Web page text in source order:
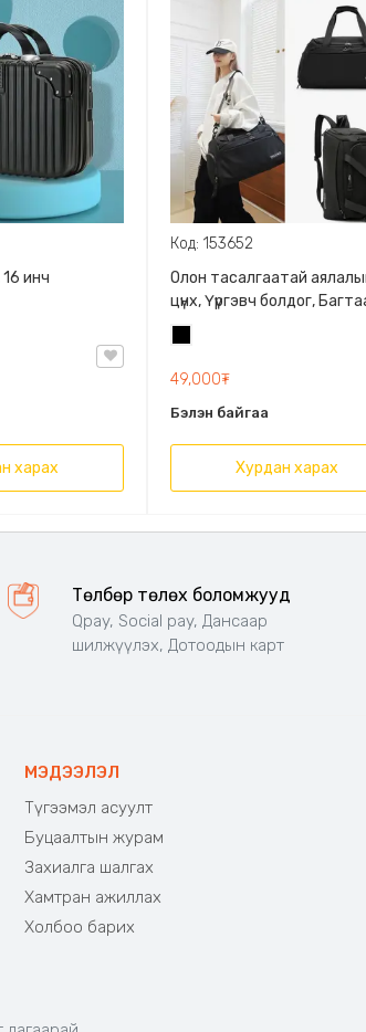
инч
харах
Код: 153652
Олон тасалгаатай
цүнх, Үүргэвч болдог,
сайтай
49,000₮
Бэлэн байгаа
Хурдан харах
Төлбөр төлөх боломжууд
Qpay, Social pay, Дансаар
шилжүүлэх, Дотоодын карт
МЭДЭЭЛЭЛ
Түгээмэл асуулт
Буцаалтын журам
Захиалга шалгах
Хамтран ажиллах
Холбоо барих